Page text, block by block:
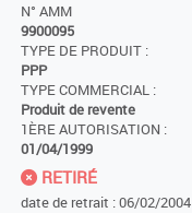
N° AMM
9900095
TYPE DE PRODUIT :
PPP
TYPE COMMERCIAL :
Produit de revente
1ÈRE AUTORISATION :
01/04/1999
RETIRÉ
date de retrait : 06/02/2004